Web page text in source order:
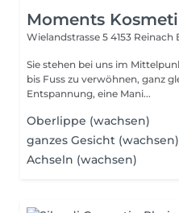
Moments
Wielandstrasse 5 4153 Reinach
Sie stehen bei uns im Mittelpunkt Unser Ziel ist es Sie von
bis Fuss zu verwöhnen, ganz
Entspannung, eine Mani...
Oberlippe (wachsen)
ganzes Gesicht (wachsen)
Achseln (wachsen)